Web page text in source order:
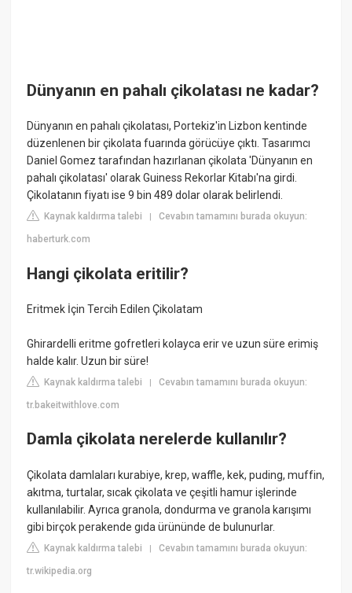
Dünyanın en pahalı çikolatası ne kadar?
Dünyanın en pahalı çikolatası, Portekiz'in Lizbon kentinde
düzenlenen bir çikolata fuarında görücüye çıktı. Tasarımcı
Daniel Gomez tarafından hazırlanan çikolata 'Dünyanın en
pahalı çikolatası' olarak Guiness Rekorlar Kitabı'na girdi.
Çikolatanın fiyatı ise 9 bin 489 dolar olarak belirlendi.
Kaynak kaldırma talebi |Cevabın tamamını burada okuyun:
haberturk.com
Hangi çikolata eritilir?
Eritmek İçin Tercih Edilen Çikolatam
Ghirardelli eritme gofretleri kolayca erir ve uzun süre erimiş
halde kalır. Uzun bir süre!
Kaynak kaldırma talebi |Cevabın tamamını burada okuyun:
tr.bakeitwithlove.com
Damla çikolata nerelerde kullanılır?
Çikolata damlaları kurabiye, krep, waffle, kek, puding, muffin,
akıtma, turtalar, sıcak çikolata ve çeşitli hamur işlerinde
kullanılabilir. Ayrıca granola, dondurma ve granola karışımı
gibi birçok perakende gıda ürününde de bulunurlar.
Kaynak kaldırma talebi |Cevabın tamamını burada okuyun:
tr.wikipedia.org